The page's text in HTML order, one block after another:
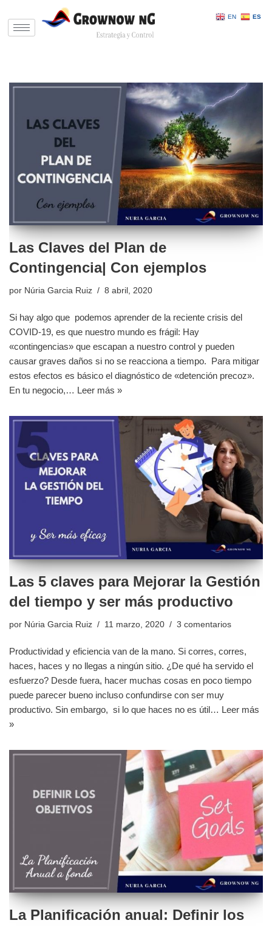
Saltar
Las Claves del Plan de
Contingencia| Con ejemplos
por Núria Garcia Ruiz 8 abril, 2020
Si hay algo que podemos aprender de la reciente crisis del
COVID-19, es que nuestro mundo es frágil: Hay
«contingencias» que escapan a nuestro control y pueden
causar graves daños si no se reacciona a tiempo. Para mitigar
estos efectos es básico el diagnóstico de «detención precoz».
En tu negocio,… Leer más »
Las 5 claves para Mejorar la Gestión
del tiempo y ser más productivo
por Núria Garcia Ruiz 11 marzo, 2020 3 comentarios
Productividad y eficiencia van de la mano. Si corres, corres,
haces, haces y no llegas a ningún sitio. ¿De qué ha servido el
esfuerzo? Desde fuera, hacer muchas cosas en poco tiempo
puede parecer bueno incluso confundirse con ser muy
productivo. Sin embargo, si lo que haces no es útil… Leer más
»
La Planificación anual: Definir los
EN ES